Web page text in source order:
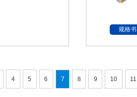
规格书
4 5 6 7 8 9 10 11